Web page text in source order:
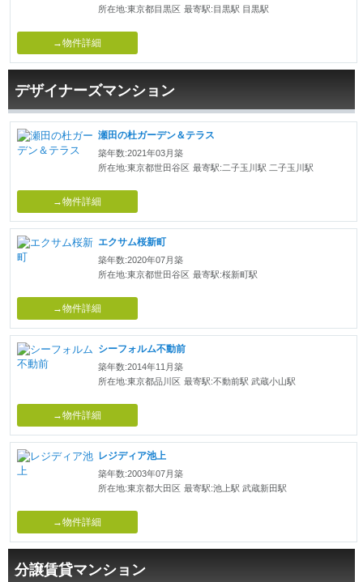
所在地:東京都目黒区 最寄駅:目黒駅 目黒駅
→物件詳細
デザイナーズマンション
瀬田の杜ガーデン＆テラス
築年数:2021年03月築
所在地:東京都世田谷区 最寄駅:二子玉川駅 二子玉川駅
→物件詳細
エクサム桜新町
築年数:2020年07月築
所在地:東京都世田谷区 最寄駅:桜新町駅
→物件詳細
シーフォルム不動前
築年数:2014年11月築
所在地:東京都品川区 最寄駅:不動前駅 武蔵小山駅
→物件詳細
レジディア池上
築年数:2003年07月築
所在地:東京都大田区 最寄駅:池上駅 武蔵新田駅
→物件詳細
分譲賃貸マンション